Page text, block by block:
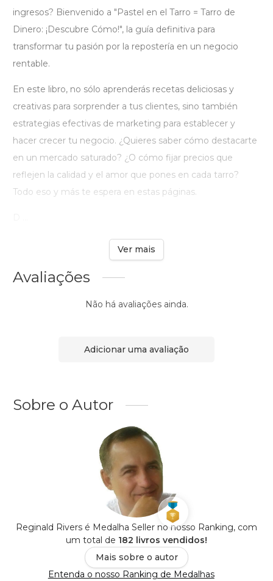
ingresos? Bienvenido a "Pastel en el Tarro = Tarro de
Dinero: ¡Descubre Cómo!", la guía definitiva para
transformar tu pasión por la repostería en un negocio
rentable.
En este libro, no sólo aprenderás recetas deliciosas y
creativas para sorprender a tus clientes, sino también
estrategias efectivas de marketing para establecer y
hacer crecer tu negocio. ¿Quieres saber cómo destacarte
en un mercado saturado? ¿O cómo fijar precios que
reflejen la calidad y el amor que pones en cada tarro?
Todo eso y más te espera en estas páginas.
Ver mais
Avaliações
Não há avaliações ainda.
Adicionar uma avaliação
Sobre o Autor
Reginald Rivers é Medalha Seller no nosso Ranking, com
um total de 182 livros vendidos!
Mais sobre o autor
Entenda o nosso Ranking de Medalhas